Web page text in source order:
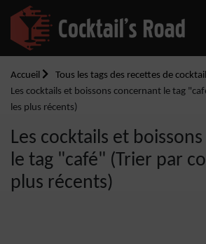
Accueil
Tous les tags des recettes de
Les cocktails et boissons concernant le tag
les plus récents)
Les cocktails et
le tag "café" (Trier par
plus récents)